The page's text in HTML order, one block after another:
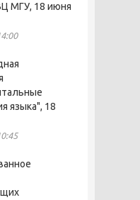
МГУ, 18 июня
языка", 18